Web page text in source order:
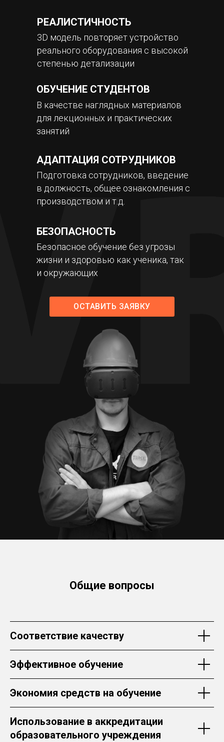
В качестве наглядных материалов
для лекционных и практических
занятий
ОБУЧЕНИЕ СТУДЕНТОВ
Безопасное обучение без угрозы
жизни и здоровью как ученика, так
и окружающих
БЕЗОПАСНОСТЬ
3D модель повторяет устройство
реального оборудования с высокой
степенью детализации
РЕАЛИСТИЧНОСТЬ
Подготовка сотрудников, введение
в должность, общее ознакомления с
производством и т.д.
АДАПТАЦИЯ СОТРУДНИКОВ
ОСТАВИТЬ ЗАЯВКУ
Общие вопросы
Соответствие качеству
Эффективное обучение
Экономия средств на обучение
Использование в аккредитации
образовательного учреждения